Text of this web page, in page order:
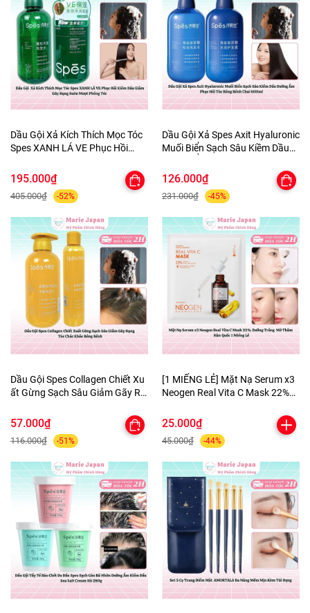
Dầu Gội Xả Kích Thích Mọc Tóc
Spes XANH LÁ VE Phục Hồi
Mượt Phồng Tóc
195.000₫
405.000₫ -52%
Dầu Gội Xả Spes Axit Hyaluronic
Muối Biển Sạch Sâu Kiềm Dầu
Bềnh Chai 600ml
126.000₫
231.000₫ -45%
Dầu Gội Spes Collagen Chiết Xu
ất Gừng Sạch Sâu Giảm Gãy Rụ
57.000₫
116.000₫ -51%
[1 MIẾNG LẺ] Mặt Nạ Serum x3
Neogen Real Vita C Mask 22%
Quốc
25.000₫
45.000₫ -44%